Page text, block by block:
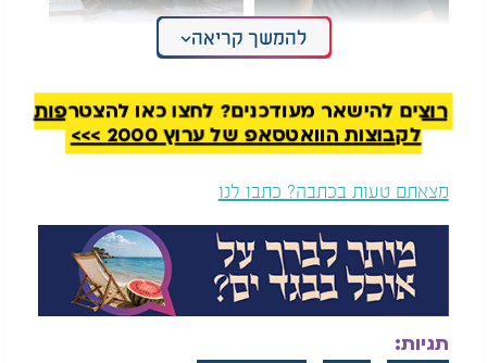
האם התקף חרדה גורם
למה אני יודע הכול אבל
בין הפגיעות שעליהן דווח נכללו נזקים נפשיים בעקבות
לאחר שילדים ובני נוער ניסו לחקות תכנים קיצוניים
שראו באינטרנט.
במקביל, ממשלת בריטניה בוחנת צעדים חדשים
שנועדו להגביל את גישת הילדים לרשתות חברתיות. בין
האפשרויות שנבדקות: איסור שימוש לבני פחות מ 16,
הגבלת שעות שימוש והטלת מגבלות על מאפיינים
להמשך קריאה
רוצים להישאר מעודכנים? לחצו כאן להצטרפות
לקבוצות הוואטסאפ של ערוץ 2000 >>>
מצאתם טעות בכתבה? כתבו לנו
תגיות: